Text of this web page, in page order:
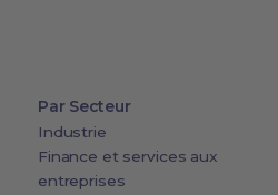
Par Secteur
Industrie
Finance et services aux
entreprises